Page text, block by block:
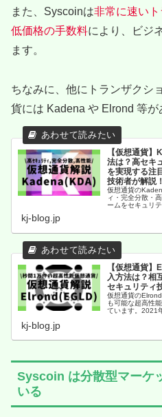
また、Syscoinは非常に速い
低価格の手数料により、ビジ
ます。
ちなみに、他にトランザクシ
貨には Kadena や Elrond 等が
【仮想通貨
法は？高セキ
を実現する注
技術者が解説
仮想通貨の
ィ・完全分散・
ームをセキュリ
kj-blog.jp
【仮想通貨
入方法は？相
セキュリティ
仮想通貨の
も可能な超高性
ています。2021
kj-blog.jp
Syscoin は分散型マーケ
いる